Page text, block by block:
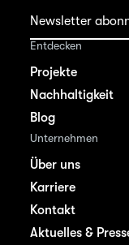
Newsletter
Entdecken
Projekte
Nachhaltigkeit
Blog
Unternehmen
Über uns
Karriere
Kontakt
Aktuelles &